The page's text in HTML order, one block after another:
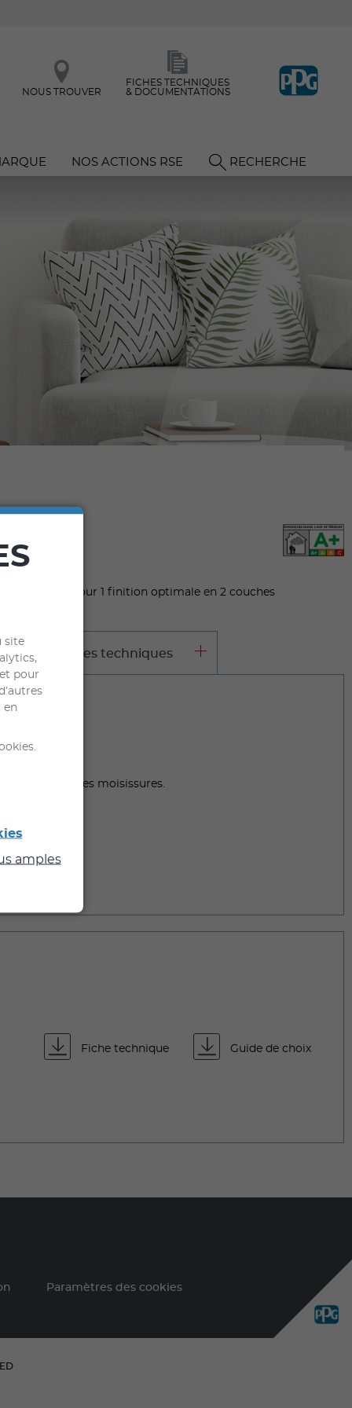
NOUS TROUVER
FICHES TECHNIQUES
& DOCUMENTATIONS
NOS ACTIONS RSE RECHERCHE
satiné, pour 1 finition optimale en 2 couches
techniques
des moisissures.
Fiche technique Guide de choix
Paramètres des cookies
site
pour
en
amples